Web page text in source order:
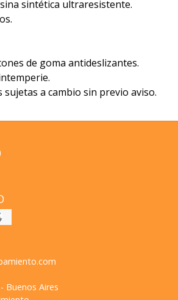
sintética ultraresistente.
de goma antideslizantes.
sujetas a cambio sin previo aviso.
Buenos Aires